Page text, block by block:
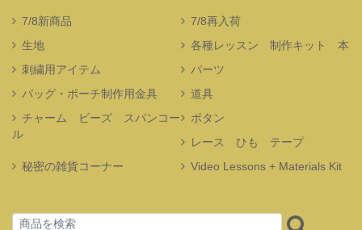
7/8新商品
7/8再入荷
生地
各種レッスン 制作キット 本
刺繍用アイテム
パーツ
バッグ・ポーチ制作用金具
道具
チャーム ビーズ スパンコー
ル
ボタン
レース ひも テープ
秘密の雑貨コーナー
Video Lessons + Materials Kit